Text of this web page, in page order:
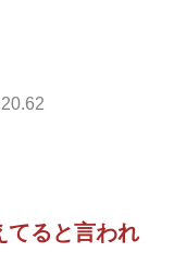
てると言われ